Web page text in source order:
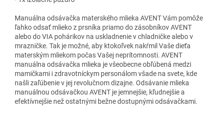
Manuálna odsávačka materského mlieka AVENT Vám pomôže
ľahko odsať mlieko z prsníka priamo do zásobníkov AVENT
alebo do VIA pohárikov na uskladnenie v chladničke alebo v
mrazničke. Tak je možné, aby ktokoľvek nakŕmil Vaše dieťa
materským mliekom počas Vašej neprítomnosti. AVENT
manuálna odsávačka mlieka je všeobecne obľúbená medzi
mamičkami i zdravotníckym personálom všade na svete, kde
našli zaľúbenie v jej revolučnom dizajne. Odsávanie mlieka
manuálnou odsávačkou AVENT je jemnejšie, kľudnejšie a
efektívnejšie než ostatnými bežne dostupnými odsávačkami.